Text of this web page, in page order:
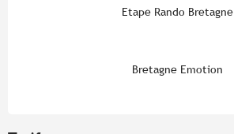
Etape Rando Bretagne
Bretagne Emotion